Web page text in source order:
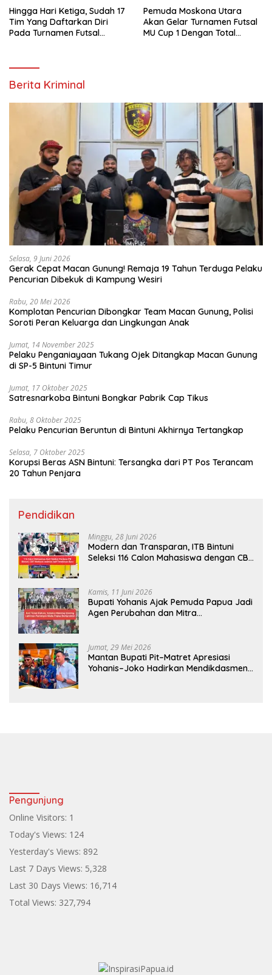
Hingga Hari Ketiga, Sudah 17
Tim Yang Daftarkan Diri
Pada Turnamen Futsal
Pemuda Moskona Utara
Akan Gelar Turnamen Futsal
MU Cup 1 Dengan Total
Berita Kriminal
Selasa, 9 Juni 2026
Gerak Cepat Macan Gunung! Remaja 19 Tahun Terduga Pelaku
Pencurian Dibekuk di Kampung Wesiri
Rabu, 20 Mei 2026
Komplotan Pencurian Dibongkar Team Macan Gunung, Polisi
Soroti Peran Keluarga dan Lingkungan Anak
Jumat, 14 November 2025
Pelaku Penganiayaan Tukang Ojek Ditangkap Macan Gunung
di SP-5 Bintuni Timur
Jumat, 17 Oktober 2025
Satresnarkoba Bintuni Bongkar Pabrik Cap Tikus
Rabu, 8 Oktober 2025
Pelaku Pencurian Beruntun di Bintuni Akhirnya Tertangkap
Selasa, 7 Oktober 2025
Korupsi Beras ASN Bintuni: Tersangka dari PT Pos Terancam
20 Tahun Penjara
Pendidikan
Minggu, 28 Juni 2026
Modern dan Transparan, ITB Bintuni
Seleksi 116 Calon Mahasiswa dengan CBT
Kamis, 11 Juni 2026
Bupati Yohanis Ajak Pemuda Papua Jadi
Agen Perubahan dan Mitra
Jumat, 29 Mei 2026
Mantan Bupati Pit–Matret Apresiasi
Yohanis–Joko Hadirkan Mendikdasmen
Pengunjung
Online Visitors: 1
Today's Views: 124
Yesterday's Views: 892
Last 7 Days Views: 5,328
Last 30 Days Views: 16,714
Total Views: 327,794